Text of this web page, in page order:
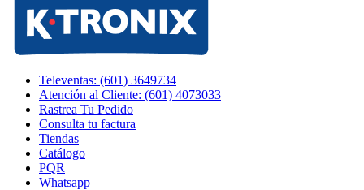
Televentas: (601) 3649734
Atención al Cliente: (601) 4073033
Rastrea Tu Pedido
Consulta tu factura
Tiendas
Catálogo
PQR
Whatsapp